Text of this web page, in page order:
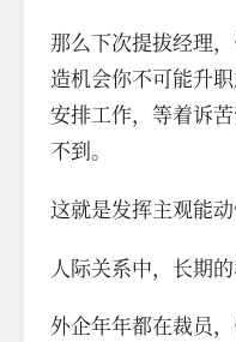
那么下次提拔经理
造机会你不可能升
安排工作，等着诉
不到。
这就是发挥主观能动
人际关系中，长期
外企年年都在裁员